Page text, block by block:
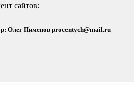
сайтов:
Олег Пименовprocentych@mail.ru